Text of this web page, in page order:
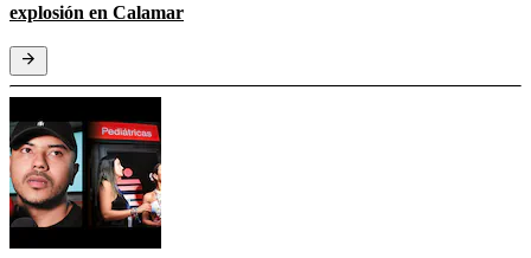
explosión en Calamar